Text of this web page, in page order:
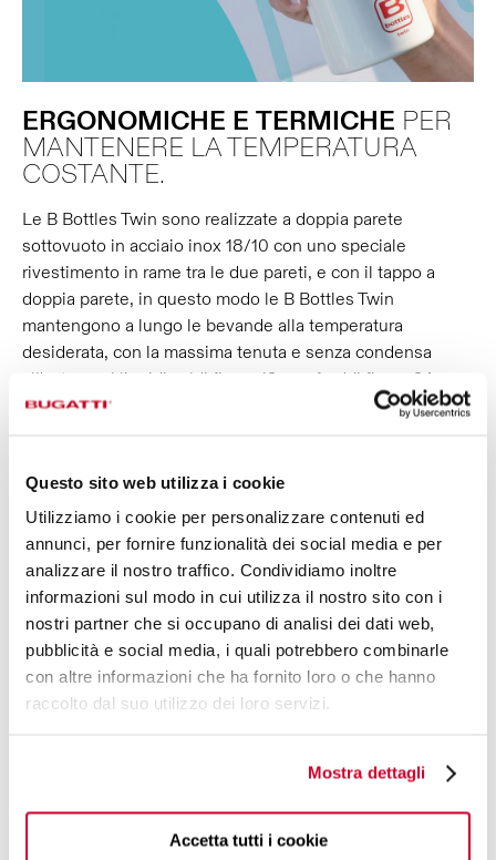
Questo sito web utilizza i cookie
Utilizziamo i cookie per personalizzare contenuti ed
annunci, per fornire funzionalità dei social media e per
analizzare il nostro traffico. Condividiamo inoltre
informazioni sul modo in cui utilizza il nostro sito con i
nostri partner che si occupano di analisi dei dati web,
pubblicità e social media, i quali potrebbero combinarle
con altre informazioni che ha fornito loro o che hanno
raccolto dal suo utilizzo dei loro servizi.
Mostra dettagli
Accetta tutti i cookie
ERGONOMICHE E TERMICHE PER
MANTENERE LA TEMPERATURA
COSTANTE.
Le B Bottles Twin sono realizzate a doppia parete
sottovuoto in acciaio inox 18/10 con uno speciale
rivestimento in rame tra le due pareti, e con il tappo a
doppia parete, in questo modo le B Bottles Twin
mantengono a lungo le bevande alla temperatura
desiderata, con la massima tenuta e senza condensa
all'esterno: i liquidi caldi fino a 12 ore, freddi fino a 24 ore,
e preserveranno il ghiaccio fino a 36 ore. Inoltre, l’ampia
bevande gassate!